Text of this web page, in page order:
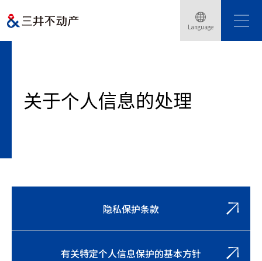
Language
Home
关于个人信息的处理
隐私保护条款
有关特定个人信息保护的基本方针